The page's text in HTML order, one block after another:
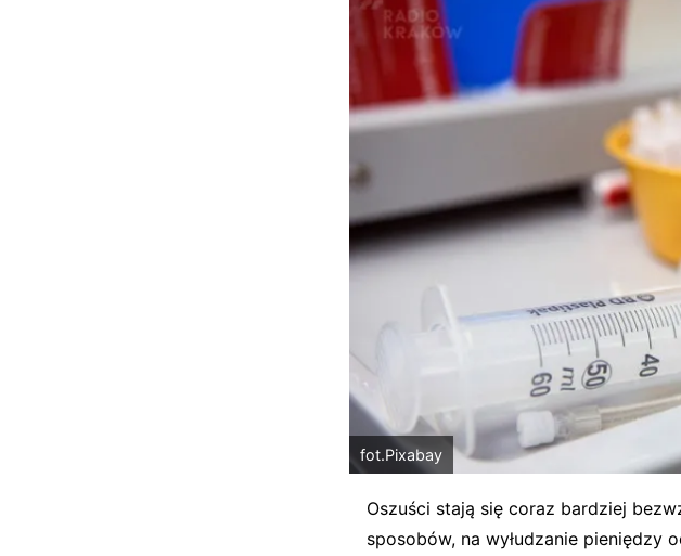
fot.Pixabay
Oszuści stają się coraz bardziej
sposobów, na wyłudzanie pieniędzy